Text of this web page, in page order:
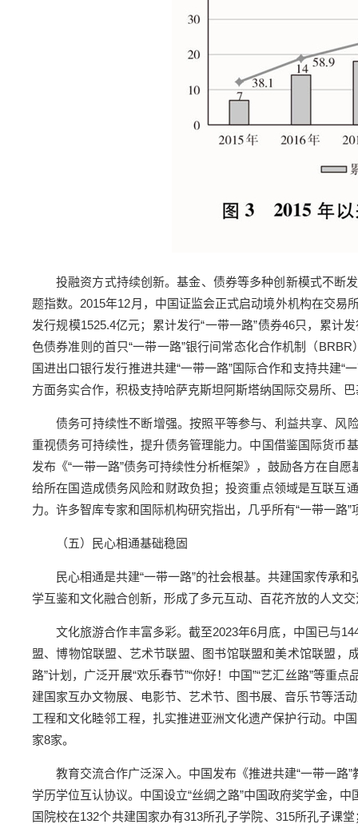
投融资方式持续创新。基金、债券等多种创新模式不断
题指数。2015年12月，中国证监会正式启动境外机构在交易
发行规模1525.4亿元；累计发行“一带一路”债券46只，累计
色债券准则的首只“一带一路”银行间常态化合作机制（
国进出口银行发行推进共建“一带一路”国际合作和支持共建
方面务实合作，积极支持哈萨克斯坦阿斯塔纳国际交易所、
债务可持续性不断增强。按照平等参与、利益共享、风
重视债务可持续性，提升债务管理能力。中国借鉴国际货币
发布《“一带一路”债务可持续性分析框架》，鼓励各方在自
给所在国造成债务风险和财政负担；投资重点领域是互联互
力。许多智库专家和国际机构研究指出，几乎所有“一带一
（五）民心相通基础稳固
民心相通是共建“一带一路”的社会根基。共建国家传承
学互鉴和文化融合创新，形成了多元互动、百花齐放的人文
文化旅游合作丰富多彩。截至2023年6月底，中国已与
盟、博物馆联盟、艺术节联盟、图书馆联盟和美术馆联盟，
路”计划，广泛开展“欢乐春节”“你好！中国”“艺汇丝路”等
建国家互办文物展、电影节、艺术节、图书展、音乐节等活
工程和文化睦邻工程，扎实推进亚洲文化遗产保护行动。中
家8家。
教育交流合作广泛深入。中国发布《推进共建“一带一
学历学位互认协议。中国设立“丝绸之路”中国政府奖学金，
国院校在132个共建国家办有313所孔子学院、315所孔子课